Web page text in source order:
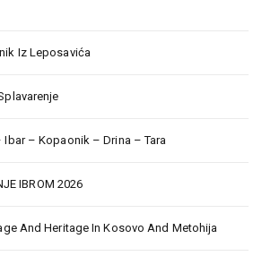
Iz Leposavića
– Kopaonik – Drina – Tara
IBROM 2026
And Heritage In Kosovo And Metohija